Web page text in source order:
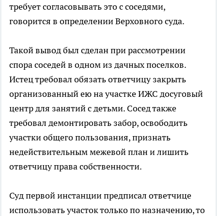
требует согласовывать это с соседями,
говорится в определении Верховного суда.
Такой вывод был сделан при рассмотрении
спора соседей в одном из дачных поселков.
Истец требовал обязать ответчицу закрыть
организованный ею на участке ИЖС досуговый
центр для занятий с детьми. Сосед также
требовал демонтировать забор, освободить
участки общего пользования, признать
недействительным межевой план и лишить
ответчицу права собственности.
Суд первой инстанции предписал ответчице
использовать участок только по назначению, то